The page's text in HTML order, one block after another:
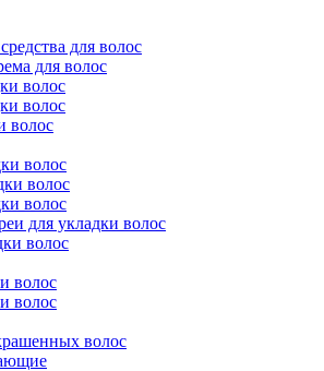
для волос
для волос
волос
волос
волос
волос
волос
волос
для укладки волос
волос
волос
волос
волос